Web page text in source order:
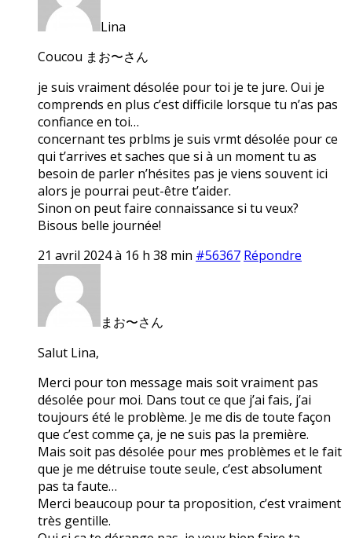
Lina
Coucou まお〜さん
je suis vraiment désolée pour toi je te jure. Oui je
comprends en plus c’est difficile lorsque tu n’as pas
confiance en toi…
concernant tes prblms je suis vrmt désolée pour ce
qui t’arrives et saches que si à un moment tu as
besoin de parler n’hésites pas je viens souvent ici
alors je pourrai peut-être t’aider.
Sinon on peut faire connaissance si tu veux?
Bisous belle journée!
21 avril 2024 à 16 h 38 min #56367 Répondre
まお〜さん
Salut Lina,
Merci pour ton message mais soit vraiment pas
désolée pour moi. Dans tout ce que j’ai fais, j’ai
toujours été le problème. Je me dis de toute façon
que c’est comme ça, je ne suis pas la première.
Mais soit pas désolée pour mes problèmes et le fait
que je me détruise toute seule, c’est absolument
pas ta faute…
Merci beaucoup pour ta proposition, c’est vraiment
très gentille.